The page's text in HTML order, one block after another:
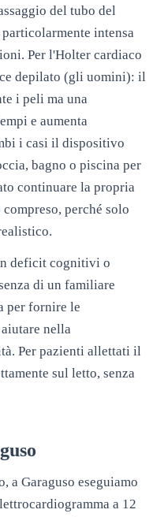
del tubo del
intensa
Per l'Holter cardiaco
depilato (gli uomini): il
i peli ma una
e aumenta
i casi il dispositivo
bagno o piscina per
continuare la propria
perché solo
deficit cognitivi o
di un familiare
per fornire le
nella
Per pazienti allettati il
sul letto, senza
a Garaguso eseguiamo
a 12